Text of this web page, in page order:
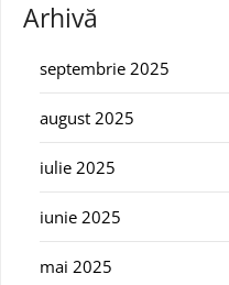
Arhivă
septembrie 2025
august 2025
iulie 2025
iunie 2025
mai 2025